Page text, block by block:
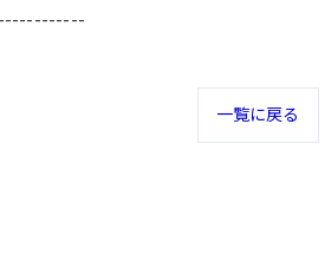
一覧に戻る